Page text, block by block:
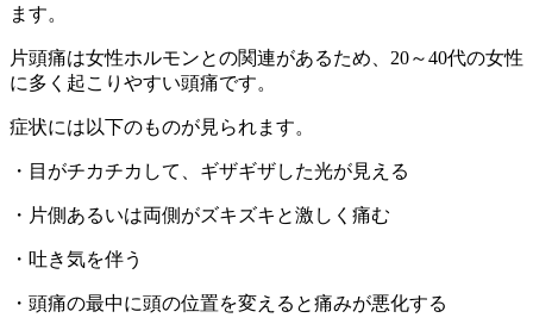
ます。
片頭痛は女性ホルモンとの関連があるため、20～40代の女性
に多く起こりやすい頭痛です。
症状には以下のものが見られます。
・目がチカチカして、ギザギザした光が見える
・片側あるいは両側がズキズキと激しく痛む
・吐き気を伴う
・頭痛の最中に頭の位置を変えると痛みが悪化する